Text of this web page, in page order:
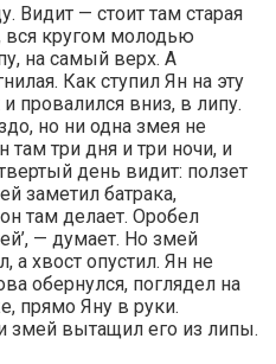
Видит — стоит там старая
вся кругом молодью
на самый верх. А
Как ступил Ян на эту
провалился вниз, в липу.
но ни одна змея не
три дня и три ночи, и
день видит: ползет
заметил батрака,
там делает. Оробел
— думает. Но змей
а хвост опустил. Ян не
обернулся, поглядел на
прямо Яну в руки.
змей вытащил его из липы.